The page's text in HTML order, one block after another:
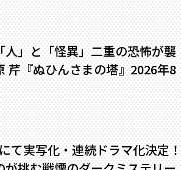
人」と「怪異」二重の恐怖が襲
『ぬひんさまの塔』2026年8
て実写化・連続ドラマ化決定！